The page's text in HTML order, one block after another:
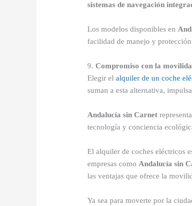
sistemas de navegación
Los modelos disponibles en
facilidad de manejo y
9.Compromiso con la
Elegir elalquiler de un coche
suman a esta alternativa,
Andalucía sin Carnet
tecnología y conciencia
El alquiler de coches eléctricos
empresas como Andalucía sin
las ventajas que ofrece la
Ya sea para moverte por la